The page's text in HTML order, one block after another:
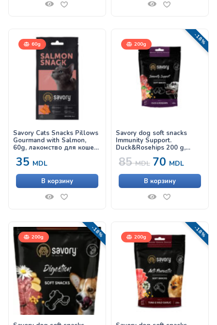
60g
Savory Cats Snacks Pillows
Gourmand with Salmon,
60g, лакомство для кошек,
35 MDL
В корзину
200g -18%
Savory dog soft snacks
Immunity Support.
Duck&Rosehips 200 g,
иммунитета у собак с уткой
85MDL 70 MDL
В корзину
200g -18% 200g -18%